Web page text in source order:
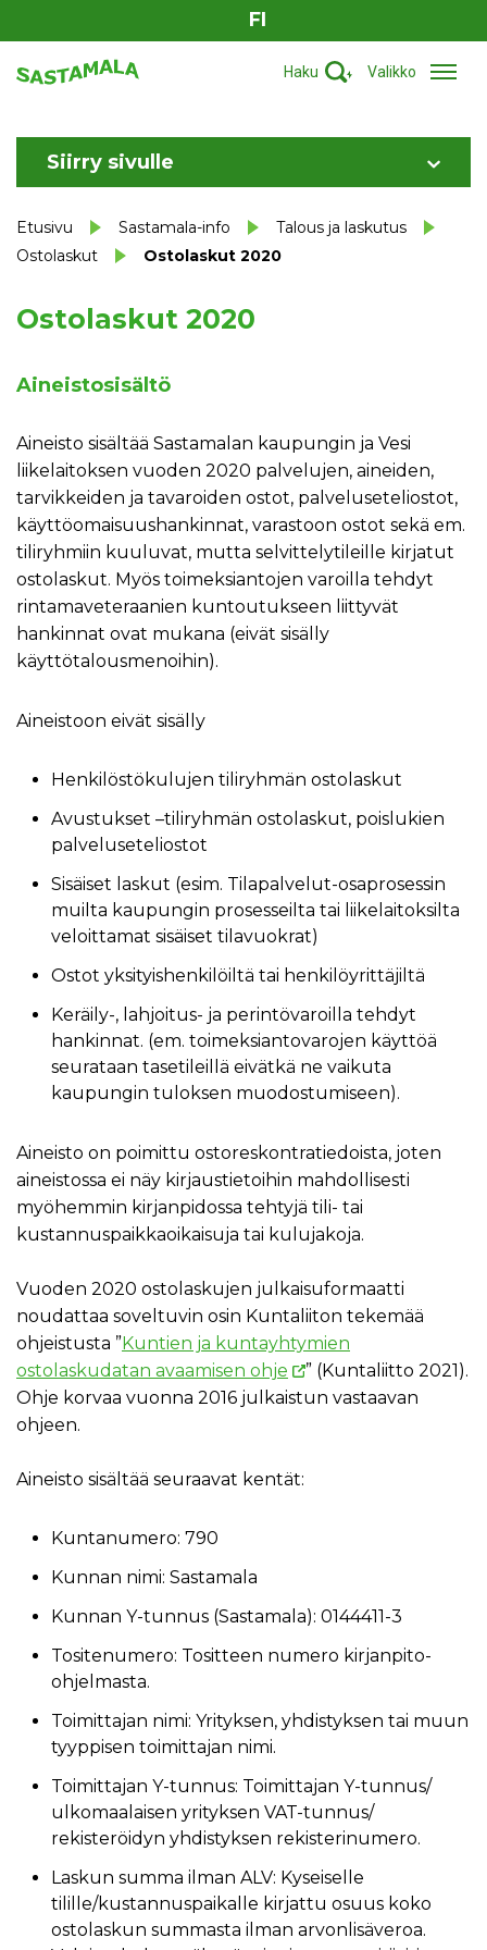
FI
Haku Valikko
Etusivu Sastamala-info
Talous ja laskutus
Ostolaskut
Ostolaskut 2020
Siirry sivulle
Ostolaskut 2020
Aineistosisältö
Aineisto sisältää Sastamalan kaupungin ja Vesi
liikelaitoksen vuoden 2020 palvelujen, aineiden,
tarvikkeiden ja tavaroiden ostot, palveluseteliostot,
käyttöomaisuushankinnat, varastoon ostot sekä em.
tiliryhmiin kuuluvat, mutta selvittelytileille kirjatut
ostolaskut. Myös toimeksiantojen varoilla tehdyt
rintamaveteraanien kuntoutukseen liittyvät
hankinnat ovat mukana (eivät sisälly
käyttötalousmenoihin).
Aineistoon eivät sisälly
Henkilöstökulujen tiliryhmän ostolaskut
Avustukset –tiliryhmän ostolaskut, poislukien
palveluseteliostot
Sisäiset laskut (esim. Tilapalvelut-osaprosessin
muilta kaupungin prosesseilta tai liikelaitoksilta
veloittamat sisäiset tilavuokrat)
Ostot yksityishenkilöiltä tai henkilöyrittäjiltä
Keräily-, lahjoitus- ja perintövaroilla tehdyt
hankinnat. (em. toimeksiantovarojen käyttöä
seurataan tasetileillä eivätkä ne vaikuta
kaupungin tuloksen muodostumiseen).
Aineisto on poimittu ostoreskontratiedoista, joten
aineistossa ei näy kirjaustietoihin mahdollisesti
myöhemmin kirjanpidossa tehtyjä tili- tai
kustannuspaikkaoikaisuja tai kulujakoja.
Vuoden 2020 ostolaskujen julkaisuformaatti
noudattaa soveltuvin osin Kuntaliiton tekemää
ohjeistusta ”Kuntien ja kuntayhtymien
ostolaskudatan avaamisen ohje
” (Kuntaliitto 2021).
Ohje korvaa vuonna 2016 julkaistun vastaavan
ohjeen.
Aineisto sisältää seuraavat kentät:
Kuntanumero: 790
Kunnan nimi: Sastamala
Kunnan Y-tunnus (Sastamala): 0144411-3
Tositenumero: Tositteen numero kirjanpito-
ohjelmasta.
Toimittajan nimi: Yrityksen, yhdistyksen tai muun
tyyppisen toimittajan nimi.
Toimittajan Y-tunnus: Toimittajan Y-tunnus/
ulkomaalaisen yrityksen VAT-tunnus/
rekisteröidyn yhdistyksen rekisterinumero.
Laskun summa ilman ALV: Kyseiselle
tilille/kustannuspaikalle kirjattu osuus koko
ostolaskun summasta ilman arvonlisäveroa.